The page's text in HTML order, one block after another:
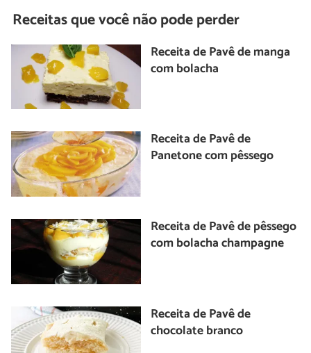
Receitas que você não pode perder
Receita de Pavê de manga
com bolacha
Receita de Pavê de
Panetone com pêssego
Receita de Pavê de pêssego
com bolacha champagne
Receita de Pavê de
chocolate branco